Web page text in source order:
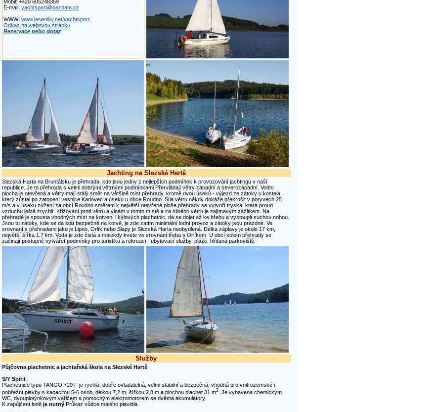
Mobil: +420 605248359
E-mail: yachtsport@seznam.cz
WWW: www.jeseniky.net/yachtsport
Odkaz na webovou stránku
Rezervace nebo dotaz
Jachting na Slezské Hartě
Slezská Harta na Bruntálsku je přehrada, kde jsou jedny z nejlepších podmínek k provozování jachtingu v naší
republice. Je to přehrada s velmi dobrými větrnými podmínkami Přervládají větry západní a severozápadní. Vodni
plocha je otevřená a větry mají stálý směr na většině míst přehrady, kromě dvou úseků - výjezd ze zátoky u kostela,
který zůstal po zatopení vesnice Karlovec a úseku u obce Roudno. Síla větru někdy dokáže překročit v poryvech 25
m/s a v úseku zúžení za obcí Roudno směrem k největší otevřené ploše přehrady se vytvoří tryska, která proud
vzduchu ještě zrychlí. Křižování proti větru a vlnám v tomto místě a za silného větru je zajímavým zážitkem. Na
přehradě je spousta vhodných míst na kotvení i kýlových plachetnic, dá se dojet až ke břehu a vystoupit suchou nohou.
Jsou tu zátoky, kde se dá stát bezpečně na kotvě, je zde zatím minimální lodní provoz a zátoky jsou prázdné. Ve
srovnaní s přehradami jako je Lipno, Orlík nebo Slapy je Slezská Harta neobydlená. Délka záplavy je okolo 17 km,
největší šířka 1,7 km. Voda je zde čistá a málokdy kvete ve srovnání třeba s Orlíkem. U obcí kolem přehrady se
začinají postupně vytvářet podmínky pro turistiku a rekreaci - ubytovací služby, pláže, hlídaná parkoviště.
Služby
Půjčovna plachetnic a jachtařská škola na Slezské Hartě
S/Y Spirit
Plachetnice typu TANGO 720 F je rychlá, dobře ovladatelná, velmi stabilní a bezpečná, vhodná pro vnitrozemské i
pobřežní plavby s kapacitou 5-6 osob, délkou 7,2 m, šířkou 2,8 m a plochou plachet 31 m2. Je vybavena chemickým
WC, dvouplotýnkovým vařičem a pomocným elektromotorem se dvěma akumulátory.
K zapůjčení lodě je nutnýPrůkaz vůdce malého plavidla.